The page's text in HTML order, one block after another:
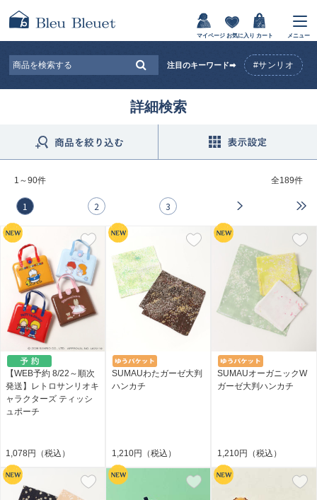
マイページ お気に入り カート メニュー
注目のキーワード➡ #サンリオ
詳細検索
1～90件 全189件
1 2 3
【WEB予約 8/22～順次
発送】レトロサンリオキ
ャラクターズ ティッシ
ュポーチ
1,078円（税込）
SUMAUわたガーゼ大判
ハンカチ
1,210円（税込）
SUMAUオーガニックW
ガーゼ大判ハンカチ
1,210円（税込）